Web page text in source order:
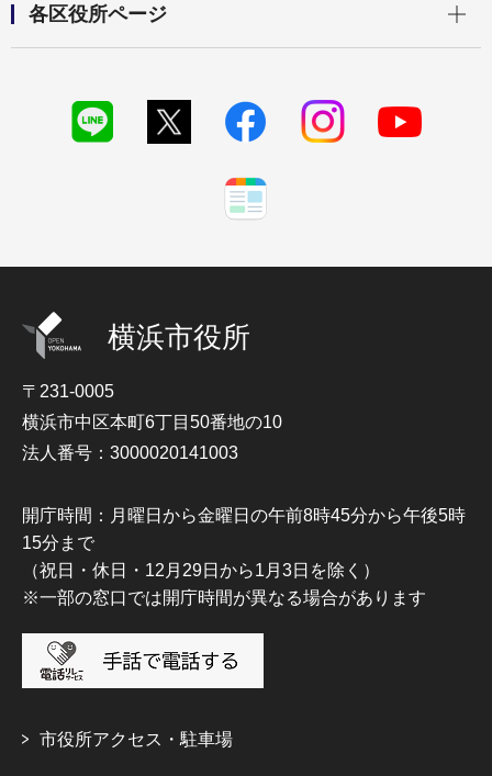
各区役所ページ
横浜市役所
〒231-0005
横浜市中区本町6丁目50番地の10
法人番号：3000020141003
開庁時間：月曜日から金曜日の午前8時45分から午後5時
15分まで
（祝日・休日・12月29日から1月3日を除く）
※一部の窓口では開庁時間が異なる場合があります
市役所アクセス・駐車場